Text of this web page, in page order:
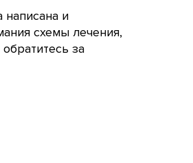
и
схемы лечения,
за